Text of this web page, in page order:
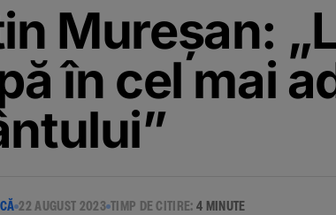
Mureșan:
în cel mai
22 AUGUST 2023 TIMP DE CITIRE:4 MINUTE